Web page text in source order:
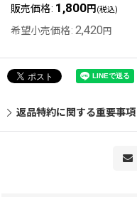
販売価格: 1,800円 (税込)
希望小売価格: 2,420 円
返品特約に関する重要事項